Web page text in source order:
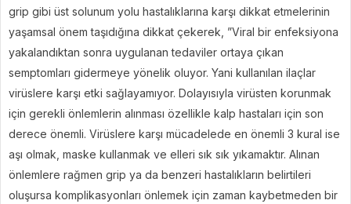
grip gibi üst solunum yolu hastalıklarına karşı dikkat etmelerinin
yaşamsal önem taşıdığına dikkat çekerek, ”Viral bir enfeksiyona
yakalandıktan sonra uygulanan tedaviler ortaya çıkan
semptomları gidermeye yönelik oluyor. Yani kullanılan ilaçlar
virüslere karşı etki sağlayamıyor. Dolayısıyla virüsten korunmak
için gerekli önlemlerin alınması özellikle kalp hastaları için son
derece önemli. Virüslere karşı mücadelede en önemli 3 kural ise
aşı olmak, maske kullanmak ve elleri sık sık yıkamaktır. Alınan
önlemlere rağmen grip ya da benzeri hastalıkların belirtileri
oluşursa komplikasyonları önlemek için zaman kaybetmeden bir